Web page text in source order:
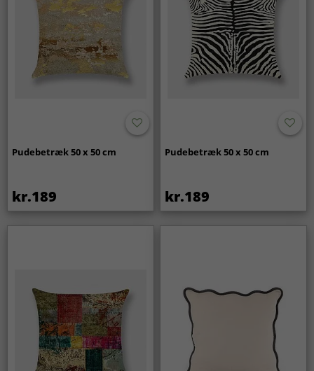
Pudebetræk 50 x 50 cm
kr.189
Pudebetræk 50 x 50 cm
kr.189